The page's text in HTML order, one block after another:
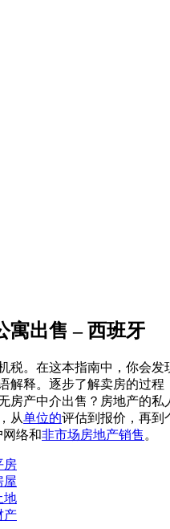
寓出售 – 西班牙
税。在这本指南中，你会发
解释。逐步了解卖房的过程
房产中介出售？房地产的私
从单位的评估到报价，再到
网络和非市场房地产销售 。
房
屋
地
产